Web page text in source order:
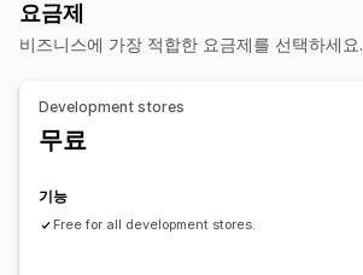
사용자 지정 규칙
분석
요금제
비즈니스에 가장 적합한 요금제를 선택하세요.
Development stores
무료
기능
Free for all development stores.